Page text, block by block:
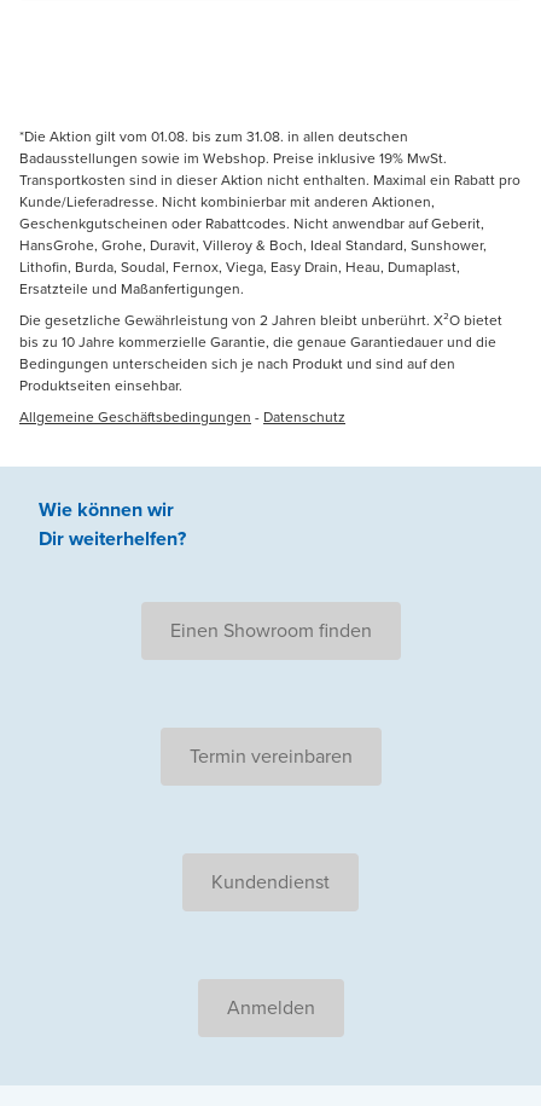
*Die Aktion gilt vom 01.08. bis zum 31.08. in allen deutschen
Badausstellungen sowie im Webshop. Preise inklusive 19% MwSt.
Transportkosten sind in dieser Aktion nicht enthalten. Maximal ein Rabatt pro
Kunde/Lieferadresse. Nicht kombinierbar mit anderen Aktionen,
Geschenkgutscheinen oder Rabattcodes. Nicht anwendbar auf Geberit,
HansGrohe, Grohe, Duravit, Villeroy & Boch, Ideal Standard, Sunshower,
Lithofin, Burda, Soudal, Fernox, Viega, Easy Drain, Heau, Dumaplast,
Ersatzteile und Maßanfertigungen.
Die gesetzliche Gewährleistung von 2 Jahren bleibt unberührt. X²O bietet
bis zu 10 Jahre kommerzielle Garantie, die genaue Garantiedauer und die
Bedingungen unterscheiden sich je nach Produkt und sind auf den
Produktseiten einsehbar.
Allgemeine Geschäftsbedingungen - Datenschutz
Wie können wir
Dir weiterhelfen?
Einen Showroom finden
Termin vereinbaren
Kundendienst
Anmelden